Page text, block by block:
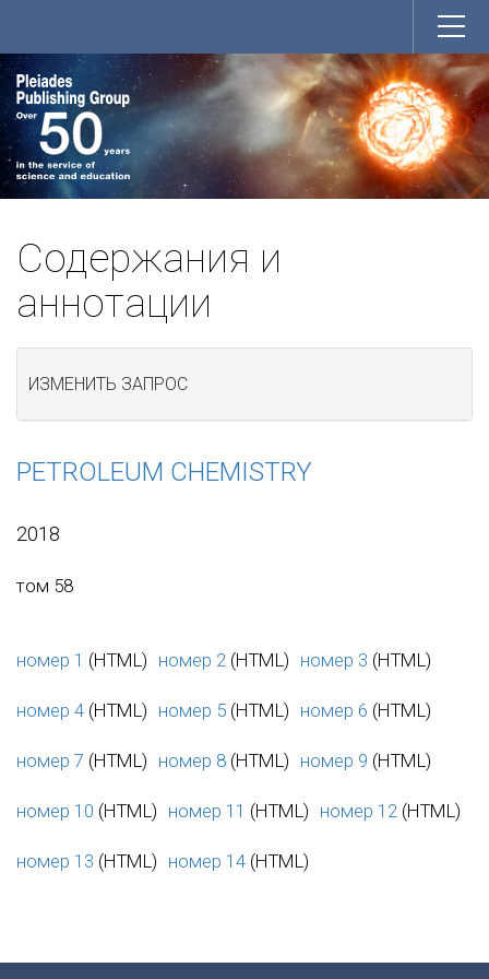
Содержания и
аннотации
ИЗМЕНИТЬ ЗАПРОС
PETROLEUM CHEMISTRY
2018
том 58
номер 1 (HTML) номер 2 (HTML) номер 3 (HTML)
номер 4 (HTML) номер 5 (HTML) номер 6 (HTML)
номер 7 (HTML) номер 8 (HTML) номер 9 (HTML)
номер 10 (HTML) номер 11 (HTML) номер 12 (HTML)
номер 13 (HTML) номер 14 (HTML)